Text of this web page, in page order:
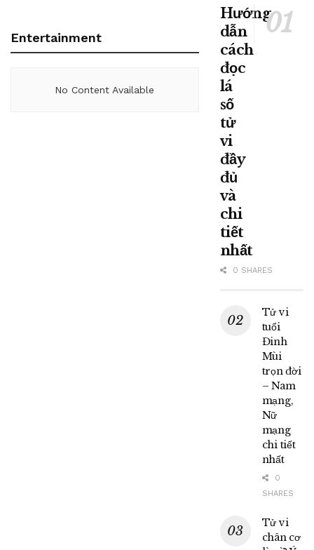
Entertainment
No Content Available
Hướng
dẫn
cách
đọc
lá
số
tử
vi
đầy
đủ
và
chi
tiết
nhất
0 SHARES
Tử vi
tuổi
Đinh
Mùi
trọn đời
– Nam
mạng,
Nữ
mạng
chi tiết
nhất
0
SHARES
Tử vi
chân cơ